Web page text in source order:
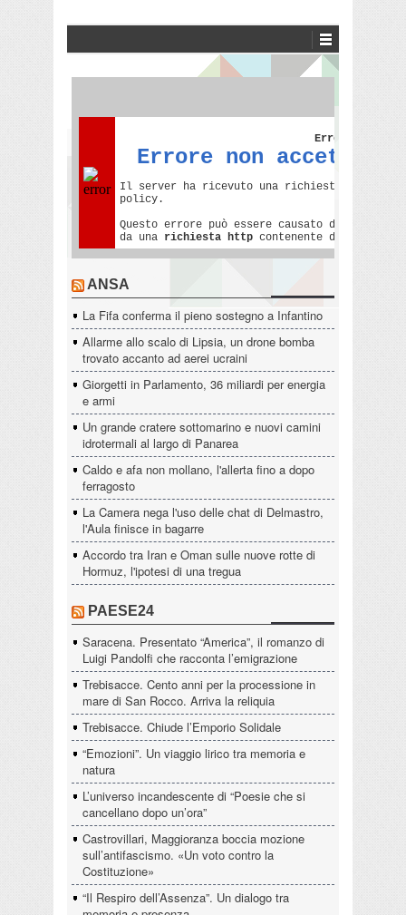
ANSA
La Fifa conferma il pieno sostegno a Infantino
Allarme allo scalo di Lipsia, un drone bomba
trovato accanto ad aerei ucraini
Giorgetti in Parlamento, 36 miliardi per energia
e armi
Un grande cratere sottomarino e nuovi camini
idrotermali al largo di Panarea
Caldo e afa non mollano, l'allerta fino a dopo
ferragosto
La Camera nega l'uso delle chat di Delmastro,
l'Aula finisce in bagarre
Accordo tra Iran e Oman sulle nuove rotte di
Hormuz, l'ipotesi di una tregua
PAESE24
Saracena. Presentato “America”, il romanzo di
Luigi Pandolfi che racconta l’emigrazione
Trebisacce. Cento anni per la processione in
mare di San Rocco. Arriva la reliquia
Trebisacce. Chiude l’Emporio Solidale
“Emozioni”. Un viaggio lirico tra memoria e
natura
L’universo incandescente di “Poesie che si
cancellano dopo un’ora”
Castrovillari, Maggioranza boccia mozione
sull’antifascismo. «Un voto contro la
Costituzione»
“Il Respiro dell’Assenza”. Un dialogo tra